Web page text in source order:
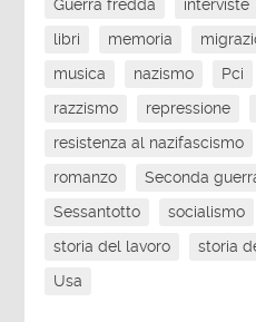
Guerra fredda
interviste
libri
memoria
musica
nazismo Pci
razzismo
repressione
resistenza al nazifascismo
romanzo
Seconda
Sessantotto
socialismo
storia del lavoro
storia
Usa